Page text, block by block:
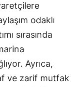
odaklı
sırasında
Ayrıca,
ve zarif mutfak